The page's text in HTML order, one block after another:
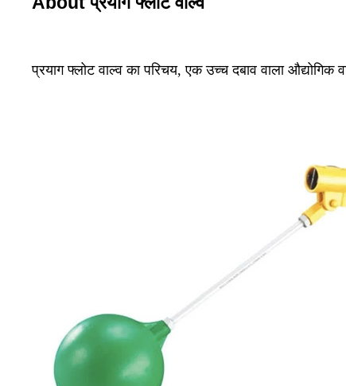
प्रयाग फ्लोट वाल्व का परिचय, एक उच्च दबाव वाला